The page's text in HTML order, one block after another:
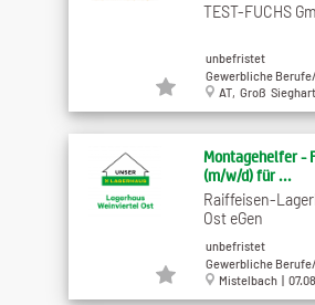
TEST-FUCHS
unbefristet
Gewerbliche
AT, Groß
Montagehelfer -
(m/w/d) für ...
Raiffeisen-
Ost eGen
unbefristet
Gewerbliche
Mistelbach |